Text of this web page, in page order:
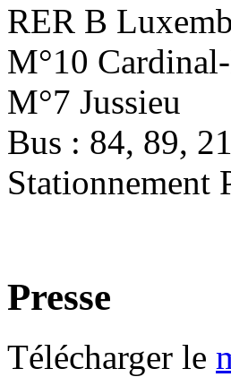
RER B
M°10
M°7 Jussieu
Bus : 84, 89,
Stationnement
Presse
Télécharger le